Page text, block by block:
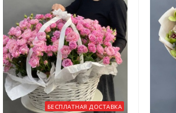
БЕСПЛАТНАЯ ДОСТАВКА